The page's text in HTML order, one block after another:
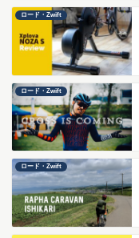
ロード・Zwift
ロード・Zwift
ロード・Zwift